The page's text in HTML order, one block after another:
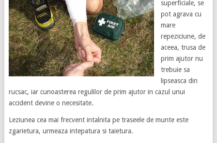
superficiale, se
pot agrava cu
mare
repeziciune, de
aceea, trusa de
prim ajutor nu
trebuie sa
lipseasca din
rucsac, iar cunoasterea regulilor de prim ajutor in cazul unui
accident devine o necesitate.
Leziunea cea mai frecvent intalnita pe traseele de munte este
zgarietura, urmeaza intepatura si taietura.